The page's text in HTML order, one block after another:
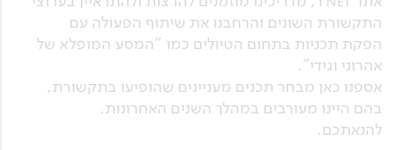
התקשורת השונים והרחבנו את שיתוף הפעולה עם
הפקת תכניות בתחום הטיולים כמו "המסע המופלא של
אהרוני וגידי".
אספנו כאן מבחר תכנים מעניינים שהופיעו בתקשורת,
בהם היינו מעורבים במהלך השנים האחרונות.
להנאתכם.